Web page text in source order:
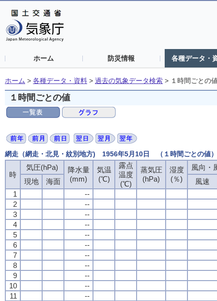
ホーム 防災情報 各種データ・
ホーム > 各種データ・資料 > 過去の気象データ検索 > １時間ごとの
１時間ごとの値
網走（網走・北見・紋別地方) 1956年5月10日 （１時間ごとの値）
時
気圧(hPa)
降水量
(mm)
気温
(℃)
露点
温度
(℃)
蒸気圧
(hPa)
湿度
(％)
風向・
現地
海面
風速
1
--
2
--
3
--
4
--
5
--
6
--
7
--
8
--
9
--
10
--
11
--